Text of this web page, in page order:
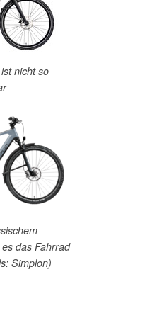
nicht so
das Fahrrad
Simplon)